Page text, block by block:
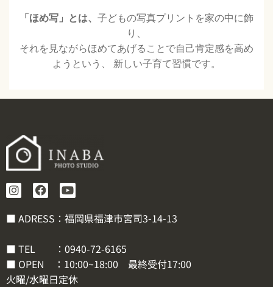
「ほめ写」とは、 子どもの写真プリントを家の中に飾
り、
それを見ながらほめてあげることで自己肯定感を高め
ようという、 新しい子育て習慣です。
■ ADRESS：福岡県福津市宮司3-14-13
■ TEL ： 0940-72-6165
■ OPEN ：10:00~18:00 最終受付17:00
火曜/水曜日定休